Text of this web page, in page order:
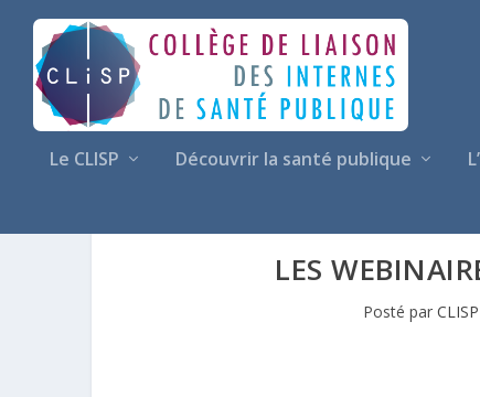
Le CLISP Découvrir la santé publique
LES
Posté parCLISP